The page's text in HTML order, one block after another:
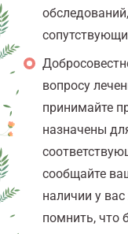
вопросу
принимайте
назначены
сообщайте
наличии у
помнить, что